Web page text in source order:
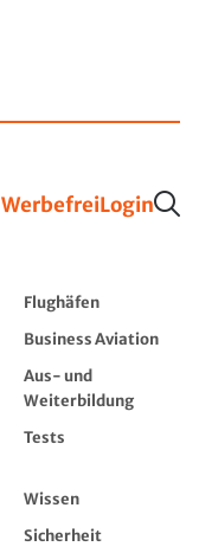
WerbefreiLogin
Flughäfen
Business Aviation
Aus- und
Weiterbildung
Tests
Wissen
Sicherheit